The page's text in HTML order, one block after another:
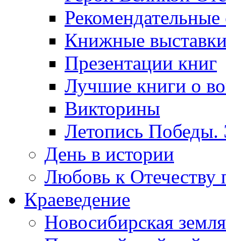
Рекомендательные
Книжные
Презентации книг
Лучшие книги о
Викторины
Летопись Победы.
День в истории
Любовь к Отечеству
Краеведение
Новосибирская земля